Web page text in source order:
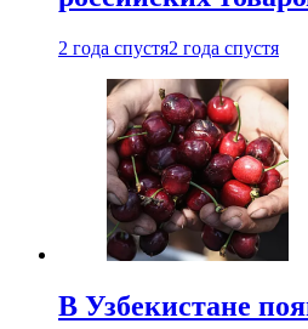
2 года спустя2 года спустя
В Узбекистане